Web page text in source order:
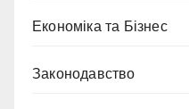
Економіка та Бізнес
Законодавство